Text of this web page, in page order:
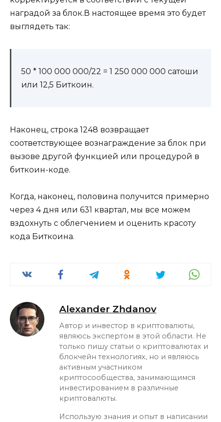
наградой за блок.В настоящее время это будет
выглядеть так:
50 * 100 000 000/22 = 1 250 000 000 сатоши
или 12,5 Биткоин.
Наконец, строка 1248 возвращает
соответствующее вознаграждение за блок при
вызове другой функцией или процедурой в
биткоин-коде.
Когда, наконец, половина получится примерно
через 4 дня или 631 квартал, мы все можем
вздохнуть с облегчением и оценить красоту
кода Биткоина.
Alexander Zhdanov
Автор и инвестор в криптовалюты,
являюсь экспертом в этой области. Не
только пишу статьи о криптовалютах и
блокчейн технологиях, но и являюсь
активным участником
криптосообщества, занимающимся
инвестированием в различные
криптовалюты.
Использую знания и опыт в написании